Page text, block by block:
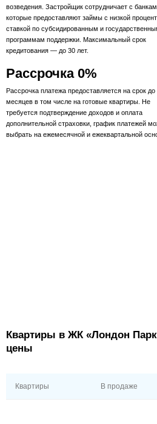
возведения. Застройщик сотрудничает с
которые предоставляют займы с низкой
ставкой по субсидированным и
программам поддержки. Максимальный срок
кредитования — до 30 лет.
Рассрочка 0%
Рассрочка платежа предоставляется на срок до
месяцев в том числе на готовые квартиры. Не
требуется подтверждение доходов и оплата
дополнительной страховки, график платежей
выбрать на ежемесячной и ежеквартальной
Квартиры в ЖК «Лондон
цены
Квартиры В продаже